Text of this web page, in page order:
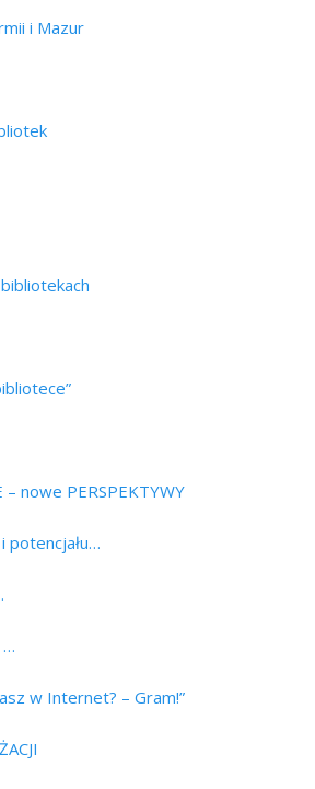
i Mazur
– nowe PERSPEKTYWY
potencjału…
…
w Internet? – Gram!”